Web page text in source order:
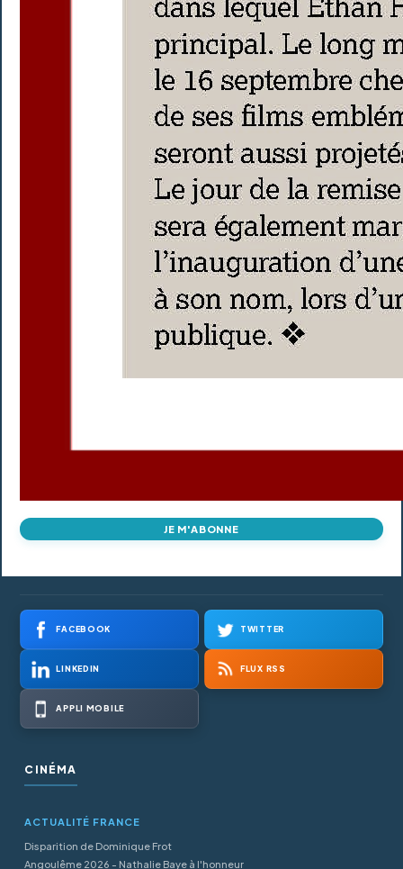
JE M'ABONNE
FACEBOOK TWITTER
LINKEDIN FLUX RSS
APPLI MOBILE
CINÉMA
ACTUALITÉ FRANCE
Disparition de Dominique Frot
Angoulême 2026 - Nathalie Baye à l'honneur